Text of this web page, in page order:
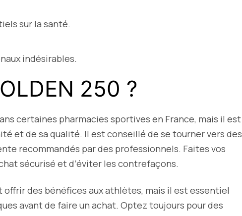
sur la santé.
indésirables.
250 ?
certaines pharmacies sportives en France, mais il est
et de sa qualité. Il est conseillé de se tourner vers des
recommandés par des professionnels. Faites vos
sécurisé et d’éviter les contrefaçons.
offrir des bénéfices aux athlètes, mais il est essentiel
avant de faire un achat. Optez toujours pour des